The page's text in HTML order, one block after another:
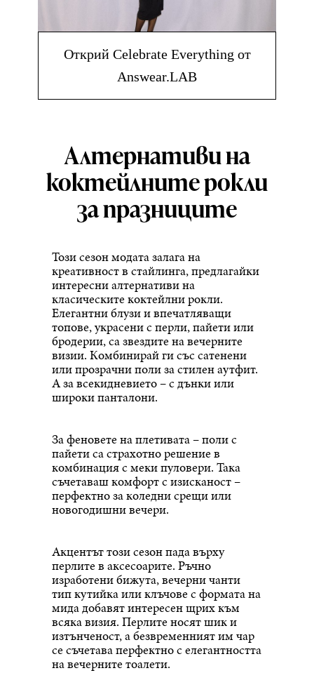
Открий Celebrate Everything от
Answear.LAB
Алтернативи на
коктейлните рокли
за празниците
Този сезон модата залага на
креативност в стайлинга, предлагайки
интересни алтернативи на
класическите коктейлни рокли.
Елегантни блузи и впечатляващи
топове, украсени с перли, пайети или
бродерии, са звездите на вечерните
визии. Комбинирай ги със сатенени
или прозрачни поли за стилен аутфит.
А за всекидневието – с дънки или
широки панталони.
За феновете на плетивата – поли с
пайети са страхотно решение в
комбинация с меки пуловери. Така
съчетаваш комфорт с изисканост –
перфектно за коледни срещи или
новогодишни вечери.
Акцентът този сезон пада върху
перлите в аксесоарите. Ръчно
изработени бижута, вечерни чанти
тип кутийка или клъчове с формата на
мида добавят интересен щрих към
всяка визия. Перлите носят шик и
изтънченост, а безвременният им чар
се съчетава перфектно с елегантността
на вечерните тоалети.